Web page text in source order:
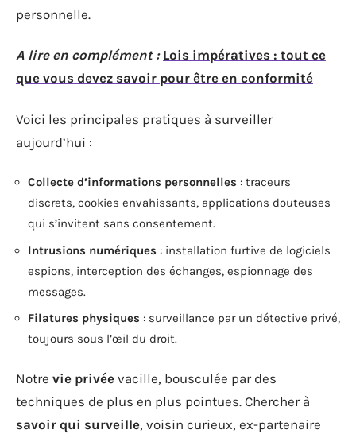
personnelle.
A lire en complément : Lois impératives : tout ce
que vous devez savoir pour être en conformité
Voici les principales pratiques à surveiller
aujourd’hui :
Collecte d’informations personnelles : traceurs
discrets, cookies envahissants, applications douteuses
qui s’invitent sans consentement.
Intrusions numériques : installation furtive de logiciels
espions, interception des échanges, espionnage des
messages.
Filatures physiques : surveillance par un détective privé,
toujours sous l’œil du droit.
Notre vie privée vacille, bousculée par des
techniques de plus en plus pointues. Chercher à
savoir qui surveille, voisin curieux, ex-partenaire